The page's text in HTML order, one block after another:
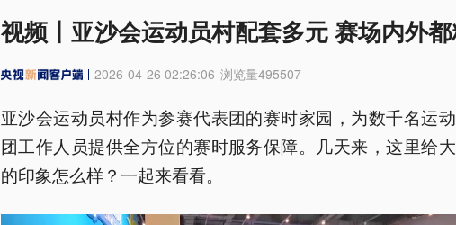
视频丨亚沙会运动员村配套多元 赛场内外
2026-04-26 02:26:06 浏览量495507
亚沙会运动员村作为参赛代表团的赛时家园，为数千名运
团工作人员提供全方位的赛时服务保障。几天来，这里给
的印象怎么样？一起来看看。